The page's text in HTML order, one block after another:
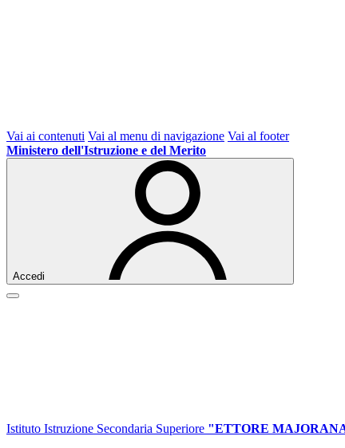
Vai ai contenuti Vai al menu di navigazione Vai al footer
Ministero dell'Istruzione e del Merito
Accedi
Istituto Istruzione Secondaria Superiore "ETTORE